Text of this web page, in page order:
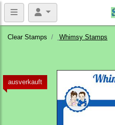
Clear Stamps Whimsy Stamps
ausverkauft